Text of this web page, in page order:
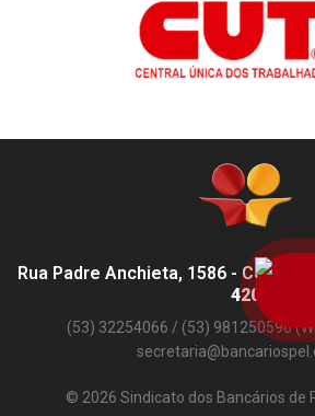
Rua Padre Anchieta, 1586 - Centro,
420
(53) 32254066 / (53) 981250596
© 2026 Sindicato dos Bancários de